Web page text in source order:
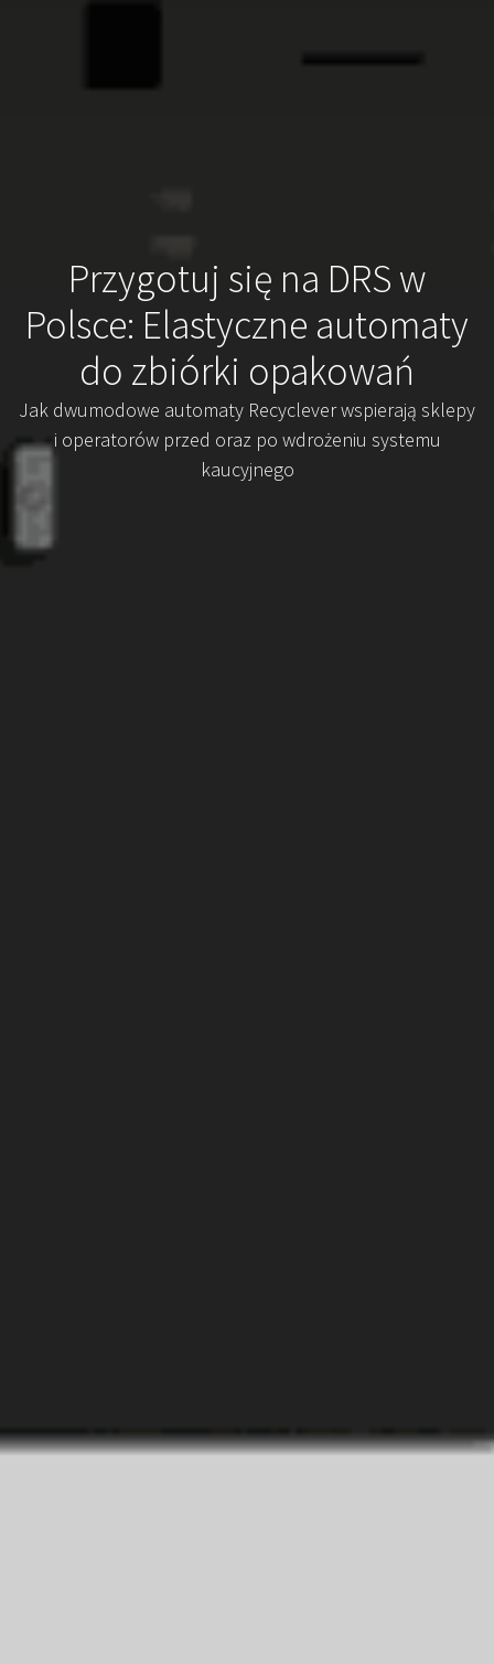
Przygotuj się na DRS w
Polsce: Elastyczne automaty
do zbiórki opakowań
Jak dwumodowe automaty Recyclever wspierają sklepy
i operatorów przed oraz po wdrożeniu systemu
kaucyjnego